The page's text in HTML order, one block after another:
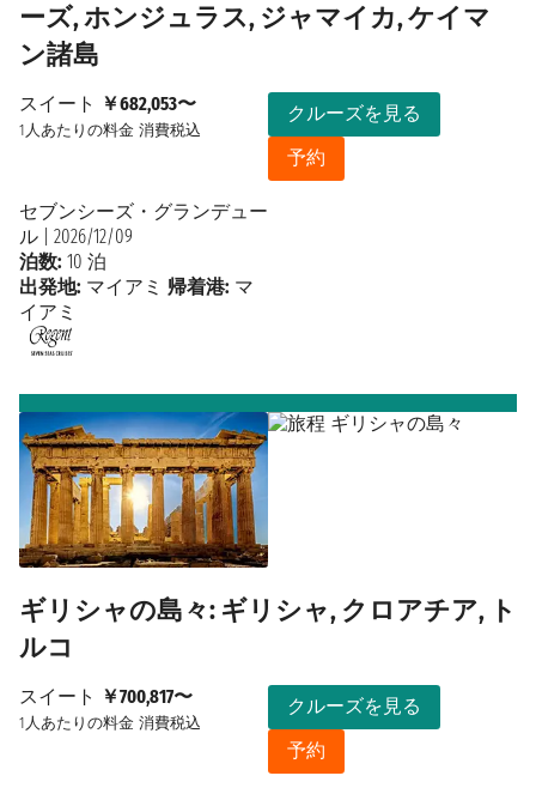
ーズ, ホンジュラス, ジャマイカ, ケイマ
ン諸島
スイート ￥682,053〜
1人あたりの料金 消費税込
クルーズを見る
予約
セブンシーズ・グランデュー
ル
2026/12/09
泊数: 10 泊
出発地: マイアミ 帰着港: マ
イアミ
ギリシャの島々: ギリシャ, クロアチア, ト
ルコ
スイート ￥700,817〜
1人あたりの料金 消費税込
クルーズを見る
予約